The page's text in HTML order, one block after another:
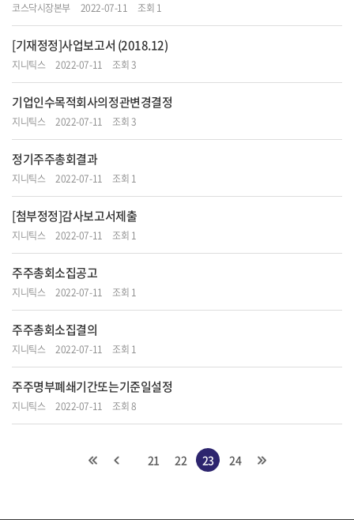
코스닥시장본부 2022-07-11 조회 1
[기재정정]사업보고서 (2018.12)
지니틱스 2022-07-11 조회 3
기업인수목적회사의정관변경결정
지니틱스 2022-07-11 조회 3
정기주주총회결과
지니틱스 2022-07-11 조회 1
[첨부정정]감사보고서제출
지니틱스 2022-07-11 조회 1
주주총회소집공고
지니틱스 2022-07-11 조회 1
주주총회소집결의
지니틱스 2022-07-11 조회 1
주주명부폐쇄기간또는기준일설정
지니틱스 2022-07-11 조회 8
21 22 23 24